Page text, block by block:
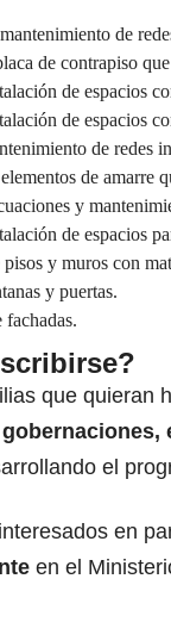
de
de contrapiso
de espacios
de espacios
de redes
de amarre
y
de espacios
y muros con
y puertas.
que quieran
el
en
en el